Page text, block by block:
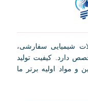
شیمیایی سفارشی،
دارد. کیفیت تولید
و مواد اولیه برتر ما